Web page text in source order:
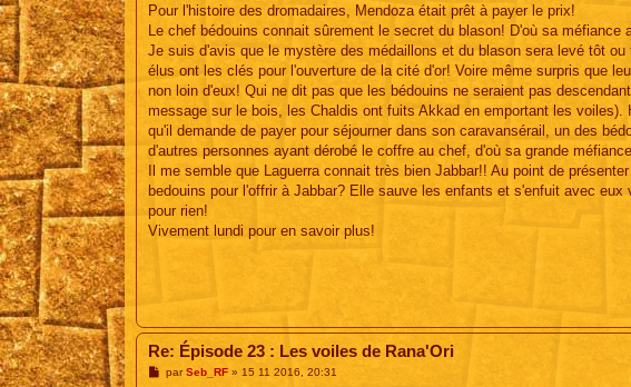
s
a
g
Pour l'histoire des dromadaires, Mendoza était prêt à payer le prix!
Le chef bédouins connait sûrement le secret du blason! D'où sa méfiance
Je suis d'avis que le mystère des médaillons et du blason sera levé tôt
élus ont les clés pour l'ouverture de la cité d'or! Voire même surpris que
non loin d'eux! Qui ne dit pas que les bédouins ne seraient pas
message sur le bois, les Chaldis ont fuits Akkad en emportant les
qu'il demande de payer pour séjourner dans son caravansérail, un des
d'autres personnes ayant dérobé le coffre au chef, d'où sa grande
Il me semble que Laguerra connait très bien Jabbar!! Au point de
bedouins pour l'offrir à Jabbar? Elle sauve les enfants et s'enfuit avec
pour rien!
Vivement lundi pour en savoir plus!
Re: Épisode 23 : Les voiles de Rana'Ori
MparSeb_RF» 15 11 2016, 20:31